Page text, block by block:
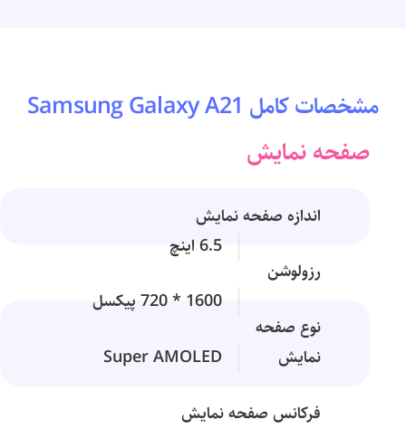
مشخصات کامل Samsung Galaxy A21
صفحه نمایش
اندازه صفحه نمایش
6.5 اینچ
رزولوشن
1600 * 720 پیکسل
نوع صفحه
نمایش
Super AMOLED
فرکانس صفحه نمایش